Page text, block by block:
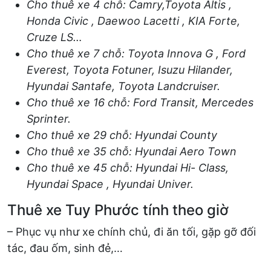
Cho thuê xe 4 chỗ: Camry,Toyota Altis ,
Honda Civic , Daewoo Lacetti , KIA Forte,
Cruze LS…
Cho thuê xe 7 chỗ: Toyota Innova G , Ford
Everest, Toyota Fotuner, Isuzu Hilander,
Hyundai Santafe, Toyota Landcruiser.
Cho thuê xe 16 chỗ: Ford Transit, Mercedes
Sprinter.
Cho thuê xe 29 chỗ: Hyundai County
Cho thuê xe 35 chỗ: Hyundai Aero Town
Cho thuê xe 45 chỗ: Hyundai Hi- Class,
Hyundai Space , Hyundai Univer.
Thuê xe Tuy Phước tính theo giờ
– Phục vụ như xe chính chủ, đi ăn tối, gặp gỡ đối
tác, đau ốm, sinh đẻ,…